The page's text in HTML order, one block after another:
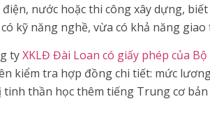
nước hoặc thi công xây dựng,
kỹ năng nghề, vừa có khả năng
tyXKLĐ Đài Loan có giấy phép của
kiểm tra hợp đồng chi tiết: mức
thần học thêm tiếng Trung cơ bản